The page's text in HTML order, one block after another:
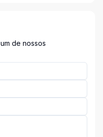
de nossos